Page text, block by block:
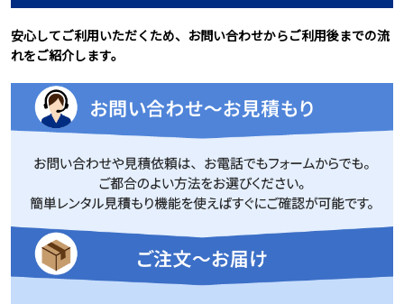
安心してご利用いただくため、お問い合わせからご利用後までの流
れをご紹介します。